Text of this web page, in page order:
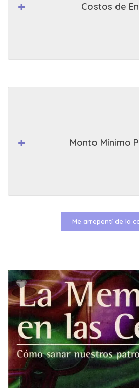
Costos de
Monto Mínimo
Me arrepentí de la